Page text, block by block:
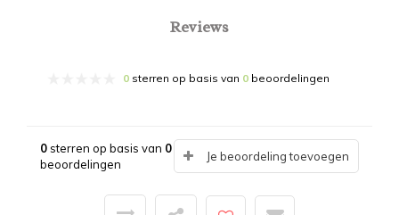
Reviews
0 sterren op basis van 0 beoordelingen
0sterren op basis van 0
beoordelingen
Je beoordeling toevoegen